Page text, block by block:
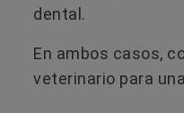
dental.
En ambos casos,
veterinario para